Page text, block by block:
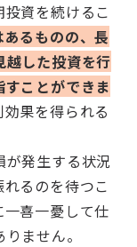
資を続けるこ
るものの、長
越した投資を行
ことができま
果を得られる
発生する状況
るのを待つこ
喜一憂して仕
ません。